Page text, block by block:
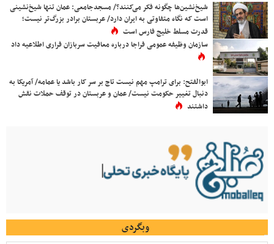
شیخ‌نشین‌ها چگونه فکر می‌کنند؟/ مسجدجامعی: عمان تنها شیخ‌نشینی
است که نگاه متفاوتی به ایران دارد/ عربستان برادر بزرگ‌تر نیست؛
قدرت مسلط خلیج فارس است
سازمان وظیفه عمومی فراجا درباره معافیت سربازان فراری اطلاعیه داد
ابوالفتح: برای ترامپ مهم نیست تاج بر سر کار باشد یا عمامه/ آمریکا به
دنبال تغییر حکومت نیست/ عمان و عربستان در توقف حملات نقش
داشتند
وبگردی